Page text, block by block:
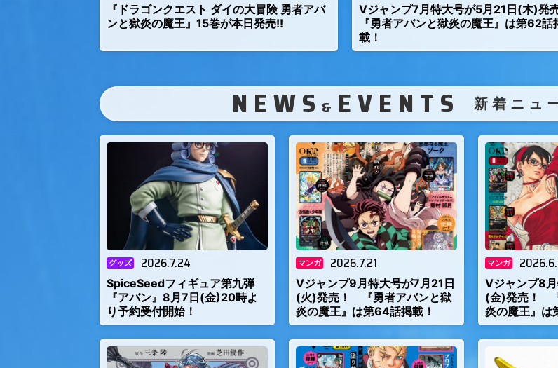
『ドラゴンクエスト ダイの大冒険 勇者アバ
ンと獄炎の魔王』15巻が本日発売!!
Vジャンプ7月特大号が5月21日(木)発
『勇者アバンと獄炎の魔王』は第62話
載！
NEWS & EVENTS （
新着ニュ
）
グッズ 2026.7.24
SpiceSeedフィギュア第九弾
『アバン』8月7日(金)20時よ
り予約受付開始！
マンガ 2026.7.21
Vジャンプ9月特大号が7月21日
(火)発売！ 『勇者アバンと獄
炎の魔王』は第64話掲載！
マンガ
Vジャンプ8
(金)発売！
炎の魔王』は